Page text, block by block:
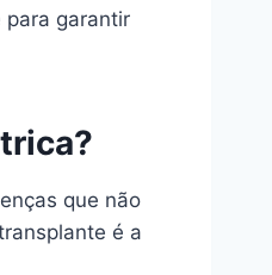
para garantir
que não
é a